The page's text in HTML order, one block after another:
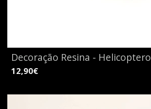
Decoração Resina - Helicoptero
12,90€